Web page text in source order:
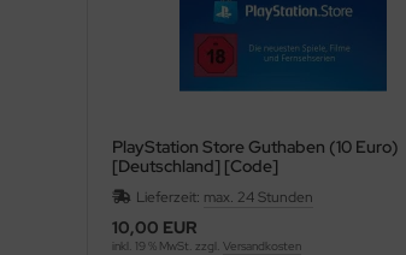
PlayStation Store Guthaben (10 Euro)
[Deutschland] [Code]
Lieferzeit: max. 24 Stunden
10,00 EUR
inkl. 19 % MwSt. zzgl. Versandkosten